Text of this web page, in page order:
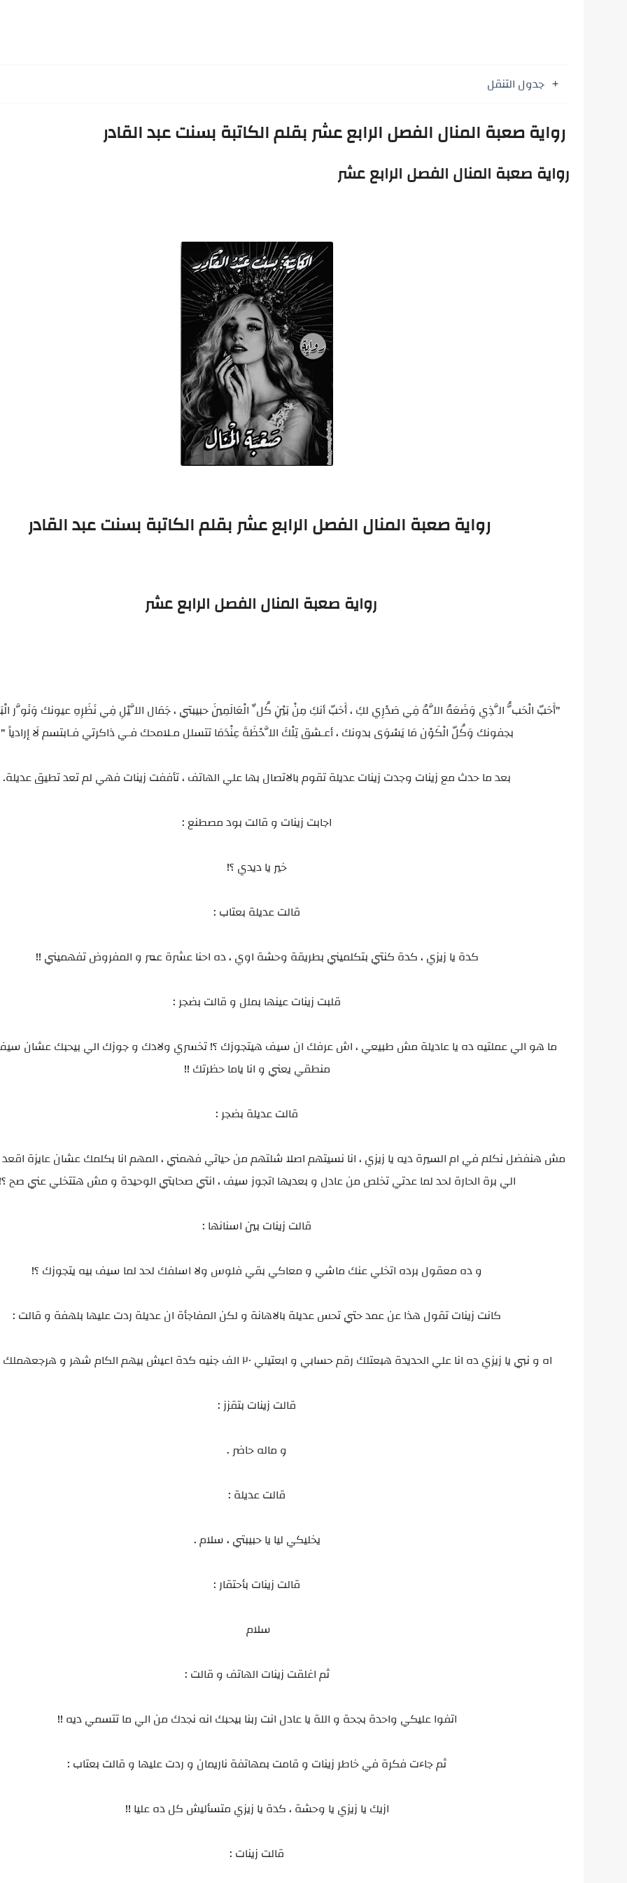
جدول التنقل
رواية صعبة المنال الفصل الرابع عشر بقلم الكاتبة بسنت عبد القادر
رواية صعبة المنال الفصل الرابع عشر
روايةصعبة المنال الفصل الرابع عشر بقلم الكاتبة بسنت عبد القادر
روايةصعبة المنال الفصل الرابع عشر
"أَحَبّ الْحَبُّ الَّذِي وَضَعَهُ اللَّهُ فِي صَدْرِي لكِ ، أَحَبّ أنكِ مِنْ بَيْنِ كُلِّ الْعَالَمِينَ حبيبتي ، جَمَال اللَّيْلِ فِي نَظَرِهِ عيونك وَنَوَّر
بجفونك وَكُلّ الْكَوْن مَا يَسْوَى بدونك ، أعـشق تِلْكَ اللَّحْظَةَ عِنْدَمَا تتسلل مـلامحك فـي ذاكرتي فـابتسم لَا إرادياً "
بعد ما حدث مع زينات وجدت زينات عديلة تقوم بالاتصال بها علي الهاتف ، تأففت زينات فهي لم تعد تطيق عديلة.
اجابت زينات و قالت بود مصطنع :
خير يا ديدي ؟!
قالت عديلة بعتاب :
كدة يا زيزي ، كدة كنتي بتكلميني بطريقة وحشة اوي ، ده احنا عشرة عمر و المفروض تفهميني !!
قلبت زينات عينها بملل و قالت بضجر :
ما هو الي عملتيه ده يا عاديلة مش طبيعي ، اش عرفك ان سيف هيتجوزك ؟! تخسري ولادك و جوزك الي بيحبك عشان
منطقي يعني و انا ياما حظرتك !!
قالت عديلة بضجر :
مش هنفضل نكلم في ام السيرة ديه يا زيزي ، انا نسيتهم اصلا شلتهم من حياتي فهمني ، المهم انا بكلمك عشان عايزة
الي برة الحارة لحد لما عدتي تخلص من عادل و بعديها اتجوز سيف ، انتي صحابتي الوحيدة و مش هتتخلي عني صح ؟!
قالت زينات بين اسنانها :
و ده معقول برده اتخلي عنك ماشي و معاكي بقي فلوس ولا اسلفك لحد لما سيف بيه يتجوزك ؟!
كانت زينات تقول هذا عن عمد حتي تحس عديلة بالاهانة و لكن المفاجأة ان عديلة ردت عليها بلهفة و قالت :
اه و نبي يا زيزي ده انا علي الحديدة هبعتلك رقم حسابي و ابعتيلي ٢٠ الف جنيه كدة اعيش بيهم الكام شهر و هرجعهملك ٣٠ الف .
قالت زينات بتقزز :
و ماله حاضر .
قالت عديلة :
يخليكي ليا يا حبيبتي ، سلام .
قالت زينات بأحتقار :
سلام
ثم اغلقت زينات الهاتف و قالت :
اتفوا عليكي واحدة بجحة و اللة يا عادل انت ربنا بيحبك انه نجدك من الي ما تتسمي ديه !!
ثم جاءت فكرة في خاطر زينات و قامت بمهاتفة ناريمان و ردت عليها و قالت بعتاب :
ازيك يا زيزي يا وحشة ، كدة يا زيزي متسأليش كل ده عليا !!
قالت زينات :